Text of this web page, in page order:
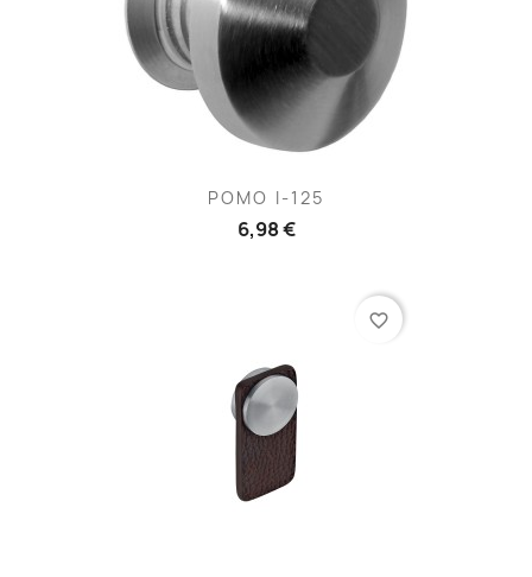
POMO I-125
6,98 €
favorite_border